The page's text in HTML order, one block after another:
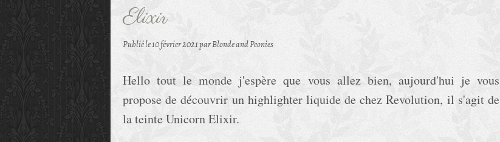
Elixir
Publié le10 février 2021par Blonde and Peonies
Hello tout le monde j'espère que vous allez bien, aujourd'hui je vous
propose de découvrir un highlighter liquide de chez Revolution, il s'agit de
la teinte Unicorn Elixir.